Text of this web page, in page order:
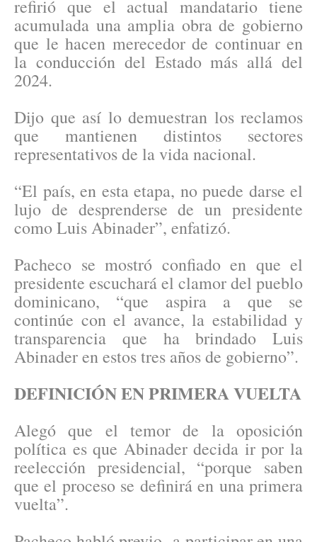
refirió que el actual mandatario tiene
acumulada una amplia obra de gobierno
que le hacen merecedor de continuar en
la conducción del Estado más allá del
2024.
Dijo que así lo demuestran los reclamos
que mantienen distintos sectores
representativos de la vida nacional.
“El país, en esta etapa, no puede darse el
lujo de desprenderse de un presidente
como Luis Abinader”, enfatizó.
Pacheco se mostró confiado en que el
presidente escuchará el clamor del pueblo
dominicano, “que aspira a que se
continúe con el avance, la estabilidad y
transparencia que ha brindado Luis
Abinader en estos tres años de gobierno”.
DEFINICIÓN EN PRIMERA VUELTA
Alegó que el temor de la oposición
política es que Abinader decida ir por la
reelección presidencial, “porque saben
que el proceso se definirá en una primera
vuelta”.